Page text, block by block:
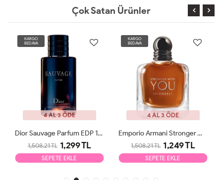
Çok Satan Ürünler
KARGO
BEDAVA
4 AL 3 ÖDE
Dior Sauvage Parfum EDP 100ml Erkek Parfüm Tester
1,508.21 TL 1,299 TL
SEPETE EKLE
KARGO
BEDAVA
4 AL 3 ÖDE
Emporio Armani Stronger With You Intensely EDP 100ml Erkek Parfüm Tester
1,508.21 TL 1,249 TL
SEPETE EKLE